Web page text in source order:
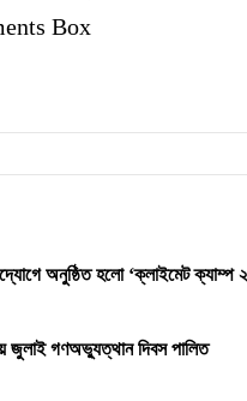
Box
অনুষ্ঠিত হলো ‘ক্লাইমেট ক্যাম্প
জুলাই গণঅভ্যুত্থান দিবস পালিত